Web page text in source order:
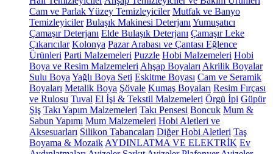
Cam ve Parlak Yüzey Temizleyiciler Mutfak ve Banyo
Temizleyiciler Bulaşık Makinesi Deterjanı Yumuşatıcı
Çamaşır Deterjanı Elde Bulaşık Deterjanı Çamaşır Leke
Çıkarıcılar Kolonya Pazar Arabası ve Çantası Eğlence
Ürünleri Parti Malzemeleri Puzzle Hobi Malzemeleri Hobi
Boya ve Resim Malzemeleri Ahşap Boyaları Akrilik Boyalar
Sulu Boya Yağlı Boya Seti Eskitme Boyası Cam ve Seramik
Boyaları Metalik Boya Şövale Kumaş Boyaları Resim Fırçası
ve Rulosu Tuval El İşi & Tekstil Malzemeleri Örgü İpi Güpür
Şiş Takı Yapım Malzemeleri Takı Pensesi Boncuk Mum &
Sabun Yapımı Mum Malzemeleri Hobi Aletleri ve
Aksesuarları Silikon Tabancaları Diğer Hobi Aletleri Taş
Boyama & Mozaik AYDINLATMA VE ELEKTRİK Ev